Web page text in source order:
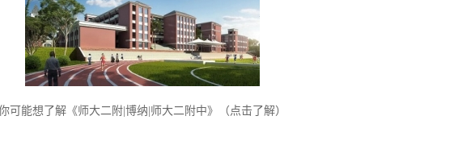
可能想了解《师大二附|博纳|师大二附中》（点击了解）